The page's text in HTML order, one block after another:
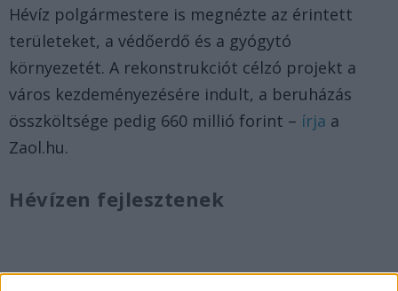
Hévíz polgármestere is megnézte az érintett
területeket, a védőerdő és a gyógytó
környezetét. A rekonstrukciót célzó projekt a
város kezdeményezésére indult, a beruházás
összköltsége pedig 660 millió forint – írja a
Zaol.hu.
Hévízen fejlesztenek